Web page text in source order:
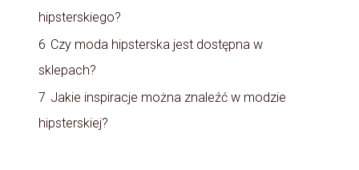
hipsterskiego?
6 Czy moda hipsterska jest dostępna w
sklepach?
7 Jakie inspiracje można znaleźć w modzie
hipsterskiej?